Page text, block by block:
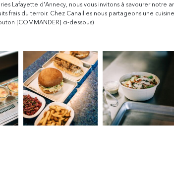
Lafayette d'Annecy, nous vous invitons à savourer notre
frais du terroir. Chez Canailles nous partageons une
[COMMANDER] ci-dessous)